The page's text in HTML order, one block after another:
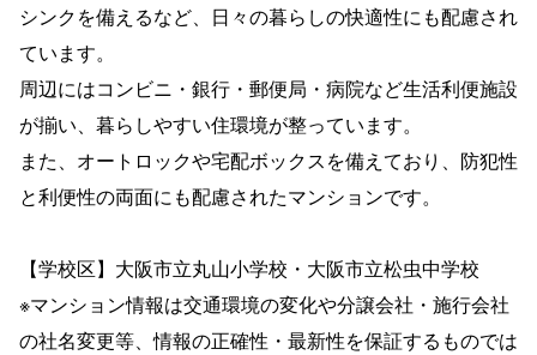
シンクを備えるなど、日々の暮らしの快適性にも配慮され
ています。
周辺にはコンビニ・銀行・郵便局・病院など生活利便施設
が揃い、暮らしやすい住環境が整っています。
また、オートロックや宅配ボックスを備えており、防犯性
と利便性の両面にも配慮されたマンションです。
【学校区】大阪市立丸山小学校・大阪市立松虫中学校
※マンション情報は交通環境の変化や分譲会社・施行会社
の社名変更等、情報の正確性・最新性を保証するものでは